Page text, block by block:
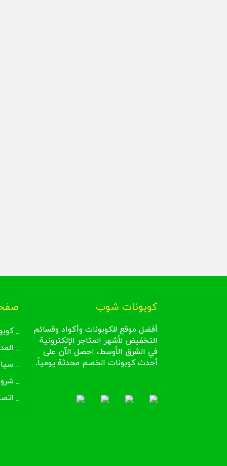
كوبونات شوب
أفضل موقع للكوبونات وأكواد وقسائم
التخفيض لأشهر المتاجر الإلكترونية
في الشرق الأوسط، احصل الآن على
أحدث كوبونات الخصم محدثة يومياً.